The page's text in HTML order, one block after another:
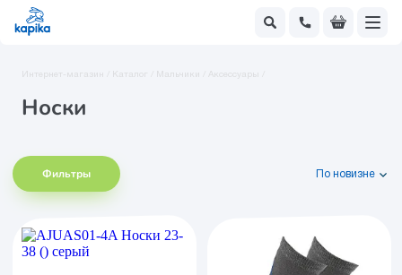
Интернет-магазин / Каталог / Мальчики / Аксессуары /
Носки
Фильтры По новизне